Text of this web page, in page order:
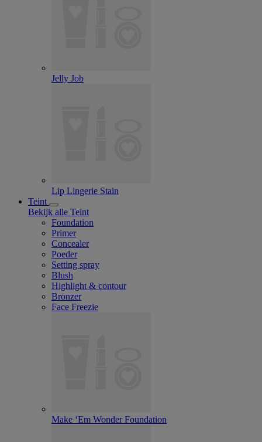
Jelly Job
Lip Lingerie Stain
Teint
Bekijk alle Teint
Foundation
Primer
Concealer
Poeder
Setting spray
Blush
Highlight & contour
Bronzer
Face Freezie
Make ‘Em Wonder Foundation